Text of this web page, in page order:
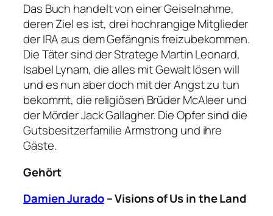
Das Buch handelt von einer Geiselnahme,
deren Ziel es ist, drei hochrangige Mitglieder
der IRA aus dem Gefängnis freizubekommen.
Die Täter sind der Stratege Martin Leonard,
Isabel Lynam, die alles mit Gewalt lösen will
und es nun aber doch mit der Angst zu tun
bekommt, die religiösen Brüder McAleer und
der Mörder Jack Gallagher. Die Opfer sind die
Gutsbesitzerfamilie Armstrong und ihre
Gäste.
Gehört
Damien Jurado– Visions of Us in the Land